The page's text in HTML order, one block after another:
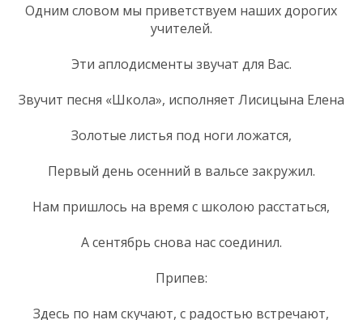
Одним словом мы приветствуем наших дорогих
учителей.
Эти аплодисменты звучат для Вас.
Звучит песня «Школа», исполняет Лисицына Елена
Золотые листья под ноги ложатся,
Первый день осенний в вальсе закружил.
Нам пришлось на время с школою расстаться,
А сентябрь снова нас соединил.
Припев:
Здесь по нам скучают, с радостью встречают,